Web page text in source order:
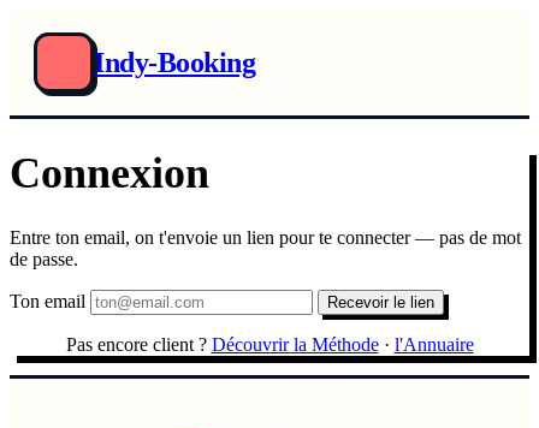
Indy-Booking
Connexion
Entre ton email, on t'envoie un lien pour te connecter — pas de mot
de passe.
Ton email Recevoir le lien
Pas encore client ? Découvrir la Méthode · l'Annuaire